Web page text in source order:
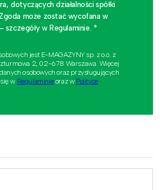
dotyczących działalności spółki
może zostać wycofana w
szczegóły w Regulaminie. *
jest E-MAGAZYNY sp. z o.o. z
2, 02-678 Warszawa. Więcej
osobowych oraz przysługujących
w Regulaminieoraz w Polityce